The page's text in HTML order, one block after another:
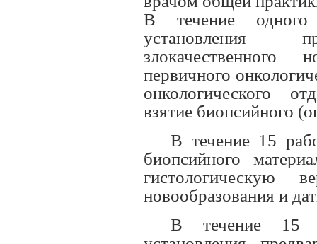
В течение
установления
злокачественного
первичного
онкологического
взятие биопсийного
В течение 15
биопсийного
гистологическую
новообразования и
В течение 15